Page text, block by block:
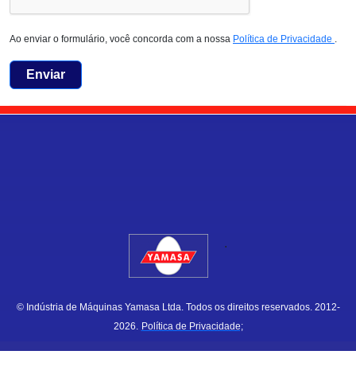
Ao enviar o formulário, você concorda com a nossa Política de Privacidade
Enviar
.
© Indústria de Máquinas Yamasa Ltda. Todos os direitos reservados. 2012-
2026.
Política de Privacidade;